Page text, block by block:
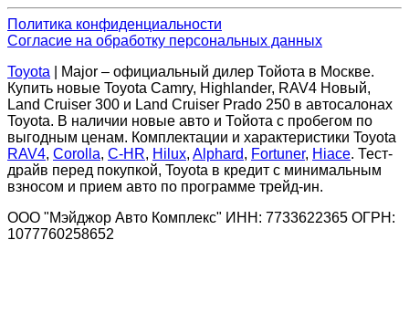
Политика конфиденциальности
Согласие на обработку персональных данных
Toyota | Major – официальный дилер Тойота в Москве.
Купить новые Toyota Camry, Highlander, RAV4 Новый,
Land Cruiser 300 и Land Cruiser Prado 250 в автосалонах
Toyota. В наличии новые авто и Тойота с пробегом по
выгодным ценам. Комплектации и характеристики Toyota
RAV4, Corolla, C-HR, Hilux, Alphard, Fortuner, Hiace. Тест-
драйв перед покупкой, Toyota в кредит с минимальным
взносом и прием авто по программе трейд-ин.
ООО "Мэйджор Авто Комплекс" ИНН: 7733622365 ОГРН:
1077760258652